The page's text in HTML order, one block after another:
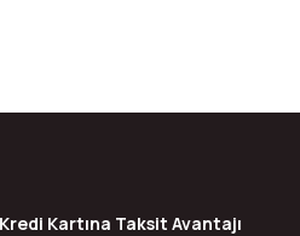
Kredi Kartına Taksit Avantajı